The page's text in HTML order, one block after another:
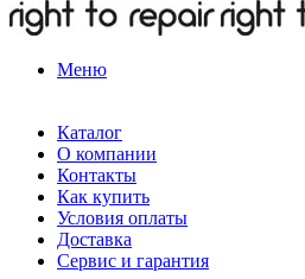
Меню
Каталог
О компании
Контакты
Как купить
Условия оплаты
Доставка
Сервис и гарантия